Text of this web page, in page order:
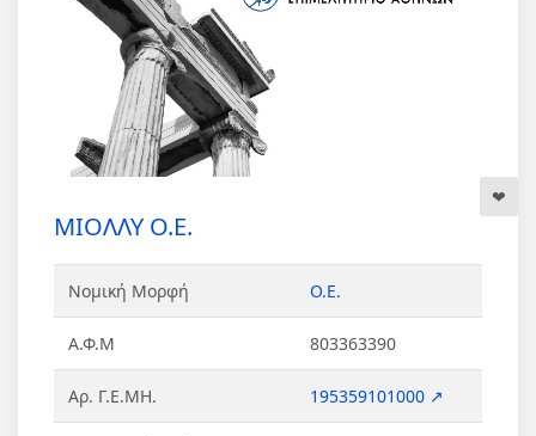
ΜΙΟΛΛΥ Ο.Ε.
Νομική Μορφή Ο.Ε.
Α.Φ.Μ 803363390
Αρ. Γ.Ε.ΜΗ. 195359101000 ↗